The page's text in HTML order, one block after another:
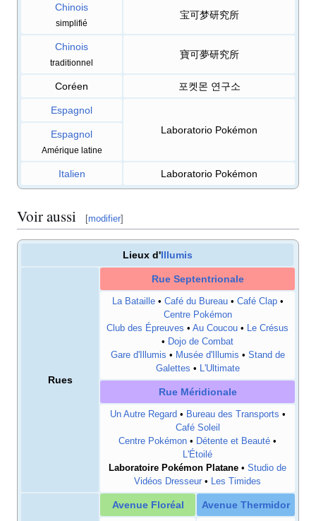
Chinois
simplifié
宝可梦研究所
Chinois
traditionnel
寶可夢研究所
Coréen 포켓몬 연구소
Espagnol
Laboratorio Pokémon
Espagnol
Amérique latine
Italien Laboratorio Pokémon
Voir aussi [modifier]
Lieux d'Illumis
Rues
Rue Septentrionale
La Bataille• Café du Bureau• Café Clap•
Centre Pokémon
Club des Épreuves • Au Coucou • Le Crésus
• Dojo de Combat
Gare d'Illumis • Musée d'Illumis • Stand de
Galettes • L'Ultimate
Rue Méridionale
Un Autre Regard • Bureau des Transports •
Café Soleil
Centre Pokémon • Détente et Beauté •
L'Étoilé
Laboratoire Pokémon Platane • Studio de
Vidéos Dresseur • Les Timides
Avenue Floréal Avenue Thermidor